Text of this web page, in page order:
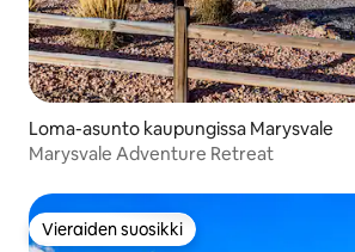
Loma-asunto kaupungissa Marysvale
Marysvale Adventure Retreat
Vieraiden suosikki
Vieraiden suosikki